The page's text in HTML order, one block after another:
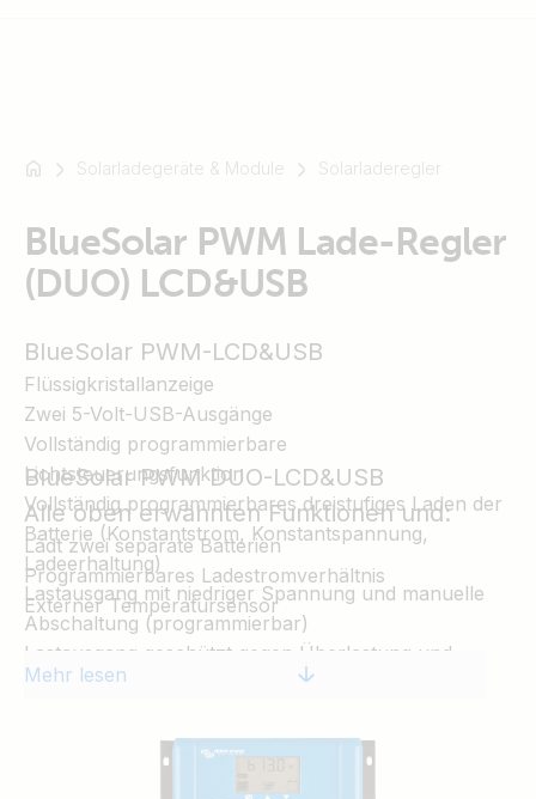
Zum
SmartSolar
Multiplus-
SmartShunt
Solarladegeräte & Module Solarladeregler
BlueSolar PWM Lade-Regler
(DUO) LCD&USB
BlueSolar PWM-LCD&USB
Flüssigkristallanzeige
Zwei 5-Volt-USB-Ausgänge
Vollständig programmierbare
Lichtsteuerungsfunktion
Vollständig programmierbares dreistufiges Laden der
Batterie (Konstantstrom, Konstantspannung,
Ladeerhaltung)
Lastausgang mit niedriger Spannung und manuelle
Abschaltung (programmierbar)
Lastausgang geschützt gegen Überlastung und
Kurzschlüsse
BlueSolar PWM DUO-LCD&USB
Alle oben erwähnten Funktionen und:
Lädt zwei separate Batterien
Programmierbares Ladestromverhältnis
Externer Temperatursensor
Mehr lesen